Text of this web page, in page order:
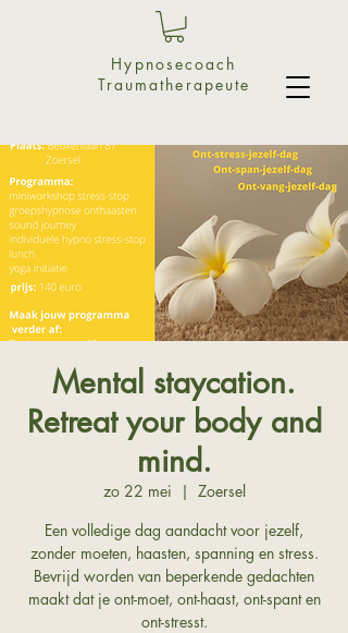
Hypnosecoach
Traumatherapeute
Mental staycation.
Retreat your body and
mind.
zo 22 mei
  |
Zoersel
Een volledige dag aandacht voor jezelf,
zonder moeten, haasten, spanning en stress.
Bevrijd worden van beperkende gedachten
maakt dat je ont-moet, ont-haast, ont-spant en
ont-stresst.